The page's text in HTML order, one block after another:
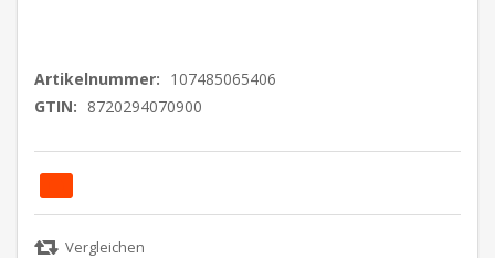
Artikelnummer: 107485065406
GTIN: 8720294070900